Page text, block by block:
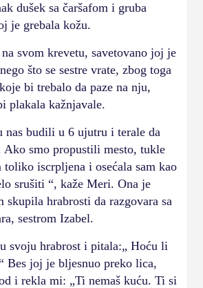
dušek sa čaršafom i gruba
je grebala kožu.
svom krevetu, savetovano joj je
što se sestre vrate, zbog toga
bi trebalo da paze na nju,
plakala kažnjavale.
nas budili u 6 ujutru i terale da
Ako smo propustili mesto, tukle
toliko iscrpljena i osećala sam kao
srušiti “, kaže Meri. Ona je
hrabrosti da razgovara sa
sestrom Izabel.
svoju hrabrost i pitala:„ Hoću li
Bes joj je bljesnuo preko lica,
i rekla mi: „Ti nemaš kuću. Ti si